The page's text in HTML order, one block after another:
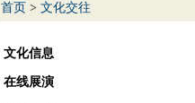
首页 > 文化交往
文化信息
在线展演